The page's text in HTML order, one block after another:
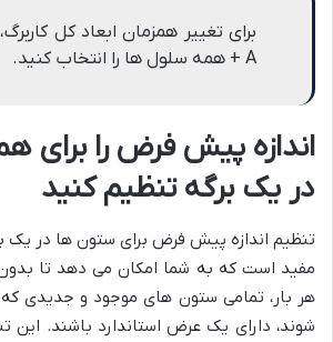
+ A همه سلول ها را انتخاب کنید.
اندازه پیش فرض را برای
در یک برگه تنظیم کنید
تنظیم اندازه پیش فرض برای ستون ها در یک
مفید است که به شما امکان می دهد تا
هر بار، تمامی ستون های موجود و جدیدی که
شوند، دارای یک عرض استاندارد باشند.